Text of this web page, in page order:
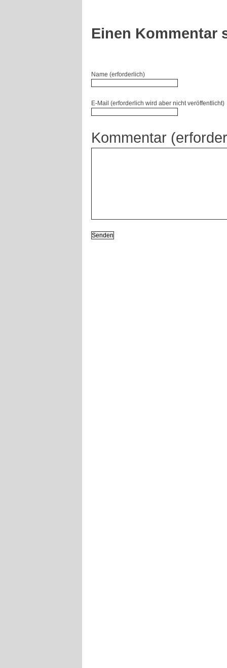
Einen Kommentar
Name (erforderlich)
E-Mail (erforderlich wird aber nicht veröffentlicht)
Kommentar